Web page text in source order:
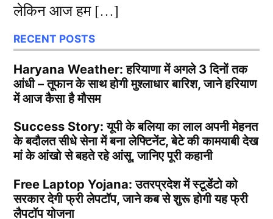
लेकिन आज हम […]
RECENT POSTS
Haryana Weather: हरियाणा में अगले 3 दिनों तक
आंधी – तूफान के साथ होगी मुश्लाधार बारिश, जाने हरियाण
में आज कैसा है मौसम
Success Story: यूपी के बलिया का लाल अपनी मेहनत
के बदौलत सीधे सेना में बना लेफ्टिनेंट, बेटे की कामयाबी देख
मां के आंखो से बहते रहे आंसू, जानिए पूरी कहानी
Free Laptop Yojana: उतरप्रदेश में स्टूडेंटो को
सरकार देगी फ्री लेपटॉप, जाने कब से शुरू होगी यह फ्री
लैपटॉप योजना